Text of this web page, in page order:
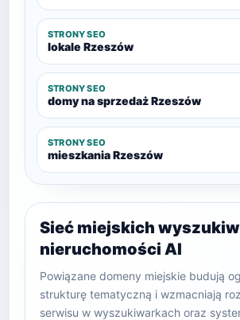
STRONY SEO
lokale Rzeszów
STRONY SEO
domy na sprzedaż Rzeszów
STRONY SEO
mieszkania Rzeszów
Sieć miejskich
nieruchomości AI
Powiązane domeny miejskie budują
strukturę tematyczną i wzmacniają
serwisu w wyszukiwarkach oraz